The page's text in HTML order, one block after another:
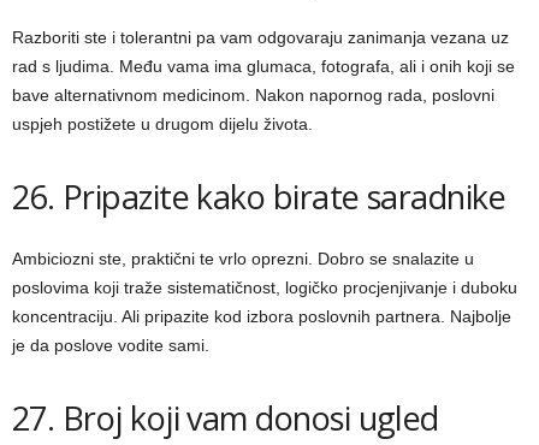
Razboriti ste i tolerantni pa vam odgovaraju zanimanja vezana uz
rad s ljudima. Među vama ima glumaca, fotografa, ali i onih koji se
bave alternativnom medicinom. Nakon napornog rada, poslovni
uspjeh postižete u drugom dijelu života.
26. Pripazite kako birate saradnike
Ambiciozni ste, praktični te vrlo oprezni. Dobro se snalazite u
poslovima koji traže sistematičnost, logičko procjenjivanje i duboku
koncentraciju. Ali pripazite kod izbora poslovnih partnera. Najbolje
je da poslove vodite sami.
27. Broj koji vam donosi ugled